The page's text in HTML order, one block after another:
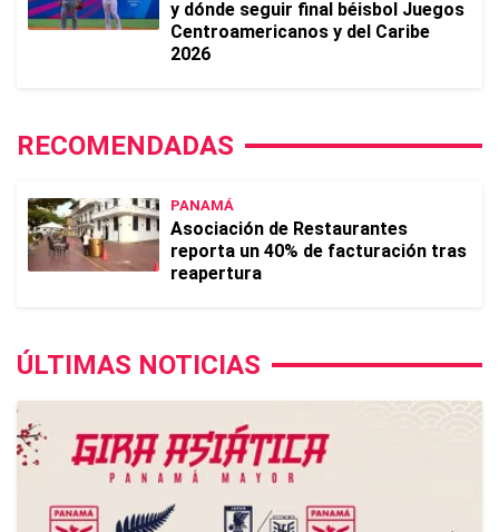
y dónde seguir final béisbol Juegos
Centroamericanos y del Caribe
2026
RECOMENDADAS
PANAMÁ
Asociación de Restaurantes
reporta un 40% de facturación tras
reapertura
ÚLTIMAS NOTICIAS